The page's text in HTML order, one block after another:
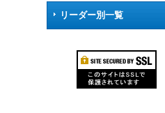
リーダー別一覧